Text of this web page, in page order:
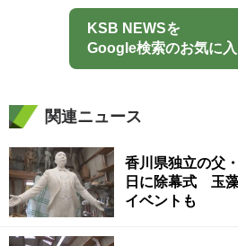
KSB NEWSを
Google検索のお気に
関連ニュース
香川県独立の父
日に除幕式 玉
イベントも